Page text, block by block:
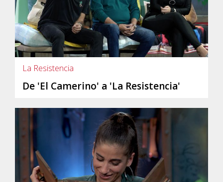
La Resistencia
De 'El Camerino' a 'La Resistencia'